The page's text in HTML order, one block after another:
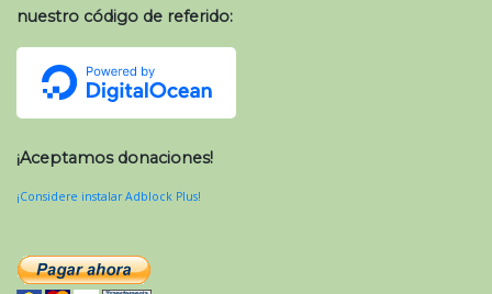
nuestro código de referido:
¡Aceptamos donaciones!
¡Considere instalar Adblock Plus!